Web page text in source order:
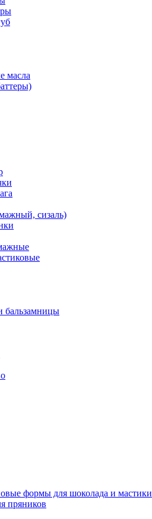
масла
сизаль)
бальзамницы
формы для шоколада и мастики
пряников